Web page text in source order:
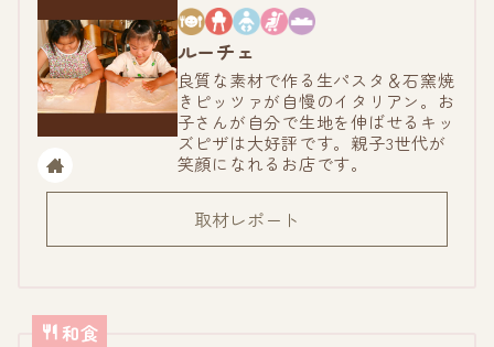
ルーチェ
良質な素材で作る生パスタ＆石窯焼
きピッツァが自慢のイタリアン。お
子さんが自分で生地を伸ばせるキッ
ズピザは大好評です。親子3世代が
笑顔になれるお店です。
取材レポート
和食